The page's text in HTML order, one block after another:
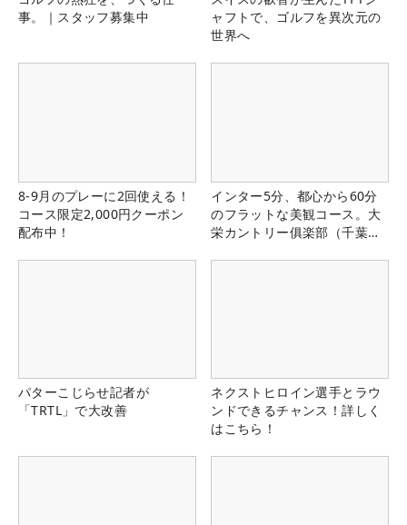
事。｜スタッフ募集中
ャフトで、ゴルフを異次元の
世界へ
8-9月のプレーに2回使える！
コース限定2,000円クーポン
配布中！
インター5分、都心から60分
のフラットな美観コース。大
栄カントリー俱楽部（千葉
パターこじらせ記者が
「TRTL」で大改善
ネクストヒロイン選手とラウ
ンドできるチャンス！詳しく
はこちら！